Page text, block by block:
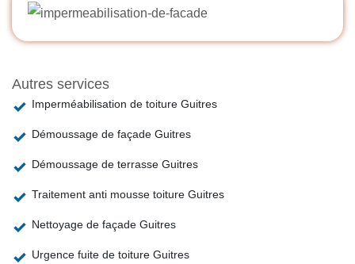
Autres services
Imperméabilisation de toiture Guitres
Démoussage de façade Guitres
Démoussage de terrasse Guitres
Traitement anti mousse toiture Guitres
Nettoyage de façade Guitres
Urgence fuite de toiture Guitres